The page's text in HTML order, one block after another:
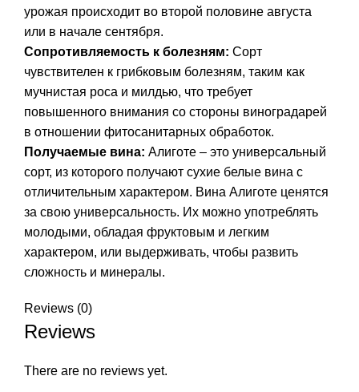
урожая происходит во второй половине августа
или в начале сентября.
Сопротивляемость к болезням: Сорт
чувствителен к грибковым болезням, таким как
мучнистая роса и милдью, что требует
повышенного внимания со стороны виноградарей
в отношении фитосанитарных обработок.
Получаемые вина: Алиготе – это универсальный
сорт, из которого получают сухие белые вина с
отличительным характером. Вина Алиготе ценятся
за свою универсальность. Их можно употреблять
молодыми, обладая фруктовым и легким
характером, или выдерживать, чтобы развить
сложность и минералы.
Reviews (0)
Reviews
There are no reviews yet.